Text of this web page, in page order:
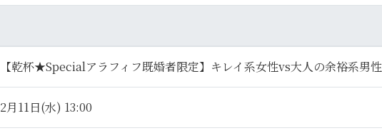
【乾杯★Specialアラフィフ既婚者限定】キレイ系女性vs大人の余裕系男
2月11日(水) 13:00